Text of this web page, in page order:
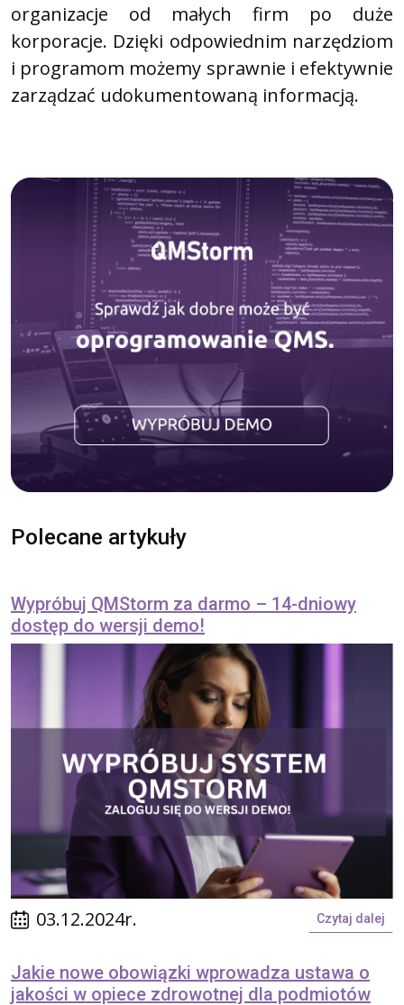
organizacje od małych firm po duże
korporacje. Dzięki odpowiednim narzędziom
i programom możemy sprawnie i efektywnie
zarządzać udokumentowaną informacją.
Polecane artykuły
Wypróbuj QMStorm za darmo – 14-dniowy
dostęp do wersji demo!
03.12.2024r. Czytaj dalej
Jakie nowe obowiązki wprowadza ustawa o
jakości w opiece zdrowotnej dla podmiotów